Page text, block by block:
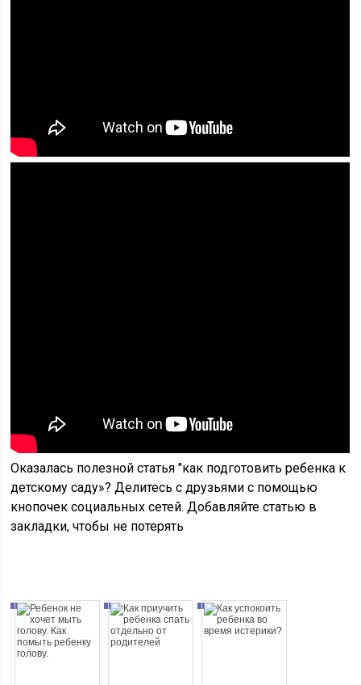
Оказалась полезной статья "как подготовить ребенка к
детскому саду»? Делитесь с друзьями с помощью
кнопочек социальных сетей. Добавляйте статью в
закладки, чтобы не потерять